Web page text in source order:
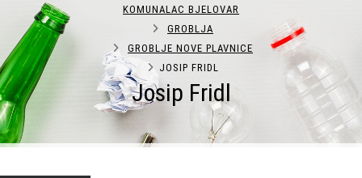
Josip Fridl
KOMUNALAC BJELOVAR
GROBLJA
GROBLJE NOVE PLAVNICE
JOSIP FRIDL